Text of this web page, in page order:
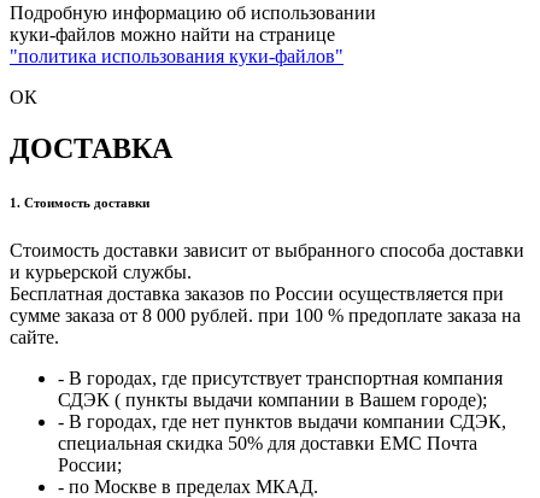
Подробную информацию об использовании
куки-файлов можно найти на странице
"политика использования куки-файлов"
ОК
ДОСТАВКА
1. Стоимость доставки
Стоимость доставки зависит от выбранного способа доставки
и курьерской службы.
Бесплатная доставка заказов по России осуществляется при
сумме заказа от 8 000 рублей. при 100 % предоплате заказа на
сайте.
- В городах, где присутствует транспортная компания
СДЭК ( пункты выдачи компании в Вашем городе);
- В городах, где нет пунктов выдачи компании СДЭК,
специальная скидка 50% для доставки ЕМС Почта
России;
- по Москве в пределах МКАД.